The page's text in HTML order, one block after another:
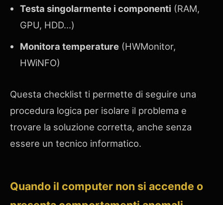
Testa singolarmente i componenti (RAM,
GPU, HDD...)
Monitora temperature (HWMonitor,
HWiNFO)
Questa checklist ti permette di seguire una
procedura logica per isolare il problema e
trovare la soluzione corretta, anche senza
essere un tecnico informatico.
Quando il computer non si accende o